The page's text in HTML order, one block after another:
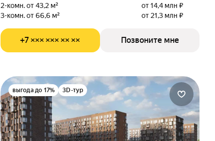
2-комн. от 43,2 м²
от 14,4 млн ₽
3-комн. от 66,6 м²
от 21,3 млн ₽
+7 ××× ××× ×× ×× Позвоните мне
выгода до 17% 3D-тур